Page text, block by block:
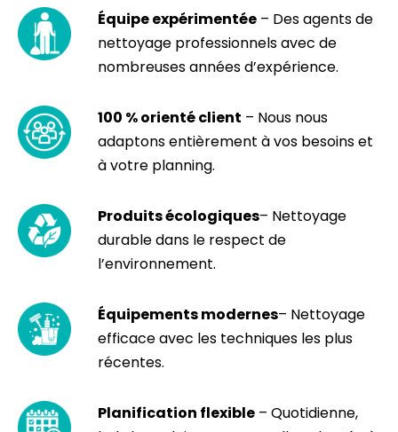
Équipe expérimentée – Des agents de
nettoyage professionnels avec de
nombreuses années d’expérience.
100 % orienté client – Nous nous
adaptons entièrement à vos besoins et
à votre planning.
Produits écologiques– Nettoyage
durable dans le respect de
l’environnement.
Équipements modernes– Nettoyage
efficace avec les techniques les plus
récentes.
Planification flexible – Quotidienne,